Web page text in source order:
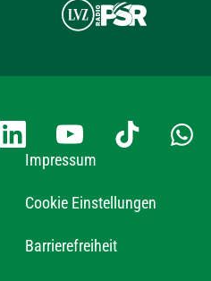
Impressum
Cookie Einstellungen
Barrierefreiheit